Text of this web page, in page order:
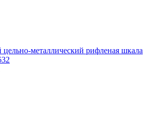
металлический рифленая шкала